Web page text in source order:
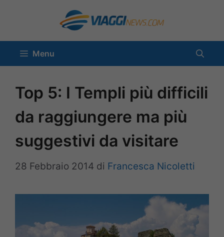
contenuto
Menu
Top 5: I Templi più difficili
da raggiungere ma più
suggestivi da visitare
28 Febbraio 2014 di Francesca Nicoletti